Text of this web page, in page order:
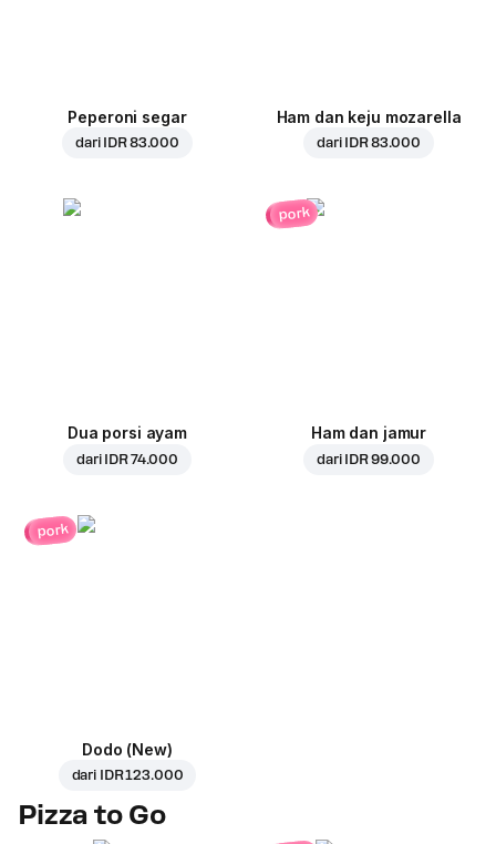
Peperoni segar
dari IDR 83.000
Ham dan keju mozarella
dari IDR 83.000
Dua porsi ayam
dari IDR 74.000
pork
Ham dan jamur
dari IDR 99.000
pork
Dodo (New)
dari IDR 123.000
Pizza to Go